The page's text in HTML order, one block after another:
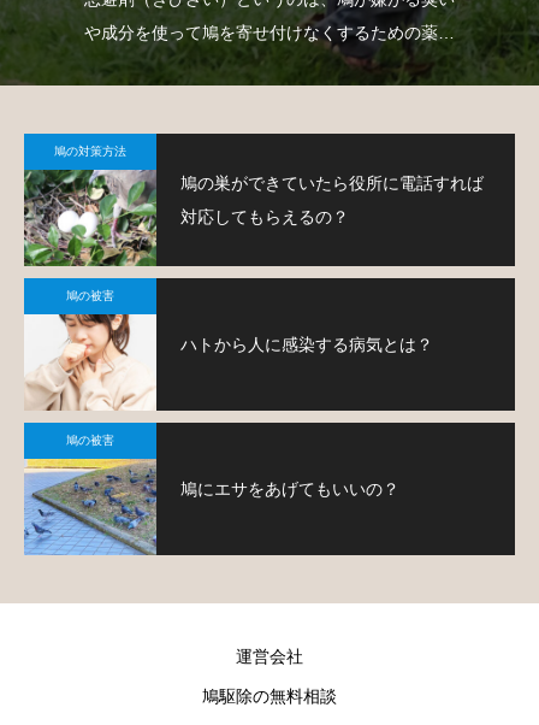
や成分を使って鳩を寄せ付けなくするための薬剤
で、様々なタイプのものがあります。
鳩の対策方法
鳩の巣ができていたら役所に電話すれば
対応してもらえるの？
鳩の被害
ハトから人に感染する病気とは？
鳩の被害
鳩にエサをあげてもいいの？
運営会社
鳩駆除の無料相談